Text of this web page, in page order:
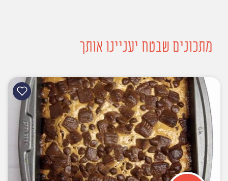
מתכונים שבטח יעניינו אותך